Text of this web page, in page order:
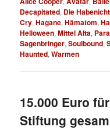
Decapitated, Die
Cry,Hagane,Hämatom,
Helloween,Mittel Alta,
Sagenbringer,Soulbound,
Haunted,Warmen
15.000 Euro
Stiftung